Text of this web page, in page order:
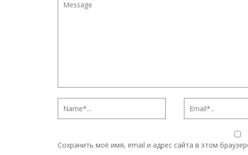
Сохранить моё имя, email и адрес сайта в этом